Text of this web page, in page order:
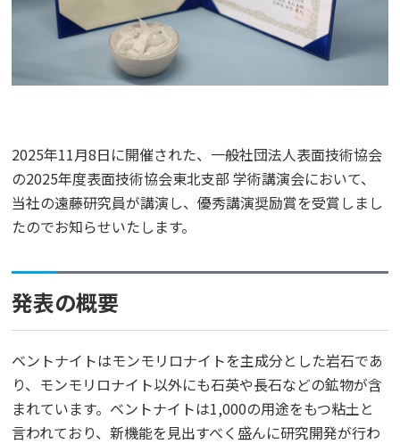
2025年11月8日に開催された、一般社団法人表面技術協会
の2025年度表面技術協会東北支部 学術講演会において、
当社の遠藤研究員が講演し、優秀講演奨励賞を受賞しまし
たのでお知らせいたします。
発表の概要
ベントナイトはモンモリロナイトを主成分とした岩石であ
り、モンモリロナイト以外にも石英や長石などの鉱物が含
まれています。ベントナイトは1,000の用途をもつ粘土と
言われており、新機能を見出すべく盛んに研究開発が行わ